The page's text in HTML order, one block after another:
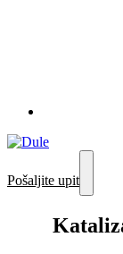
Pošaljite upit